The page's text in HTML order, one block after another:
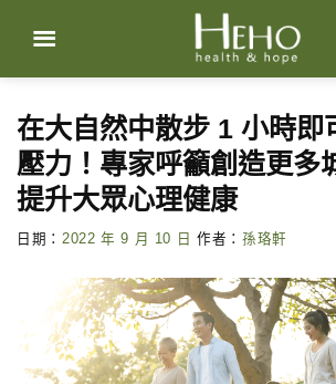
content
在大自然中散步 1 小時即
壓力！專家呼籲創造更多
提升大眾心理健康
日期： 2022 年 9 月 10 日 作者： 孫珞軒